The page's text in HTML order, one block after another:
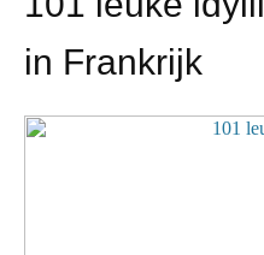
in Frankrijk